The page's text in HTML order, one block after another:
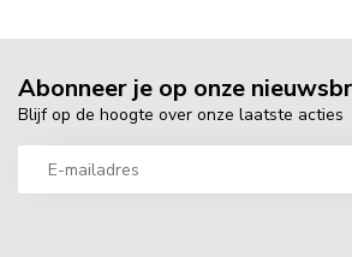
Abonneer je op onze
Blijf op de hoogte over onze laatste acties